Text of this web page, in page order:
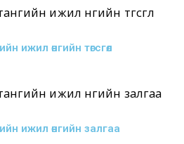
ижил өнгийн төгсгөл
ижил өнгийн залгаа